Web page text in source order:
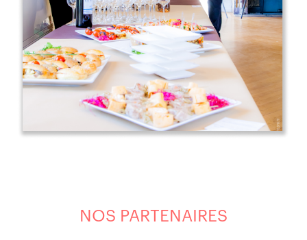
NOS PARTENAIRES